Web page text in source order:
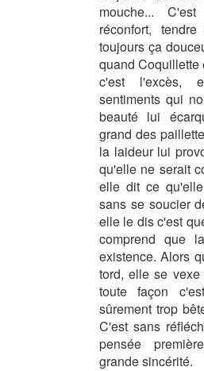
mouche...
réconfort,
toujours ça
quand Coquillette
c'est l'excès,
sentiments qui
beauté lui
grand des
la laideur lui
qu'elle ne serait
elle dit ce
sans se soucier
elle le dis c'est
comprend que
existence. Alors
tord, elle se
toute façon
sûrement trop
C'est sans
pensée
grande sincérité.